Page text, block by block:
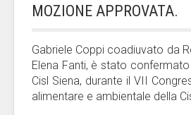
MOZIONE APPROVATA.
Gabriele Coppi coadiuvato da
Elena Fanti, è stato
Cisl Siena, durante il VII
alimentare e ambientale della